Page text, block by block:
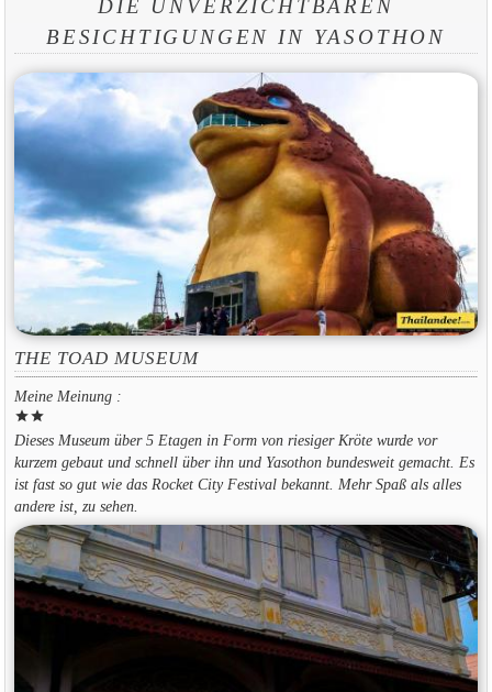
DIE UNVERZICHTBAREN
BESICHTIGUNGEN IN YASOTHON
THE TOAD MUSEUM
Meine Meinung :
starstar
Dieses Museum über 5 Etagen in Form von riesiger Kröte wurde vor
kurzem gebaut und schnell über ihn und Yasothon bundesweit gemacht. Es
ist fast so gut wie das Rocket City Festival bekannt. Mehr Spaß als alles
andere ist, zu sehen.